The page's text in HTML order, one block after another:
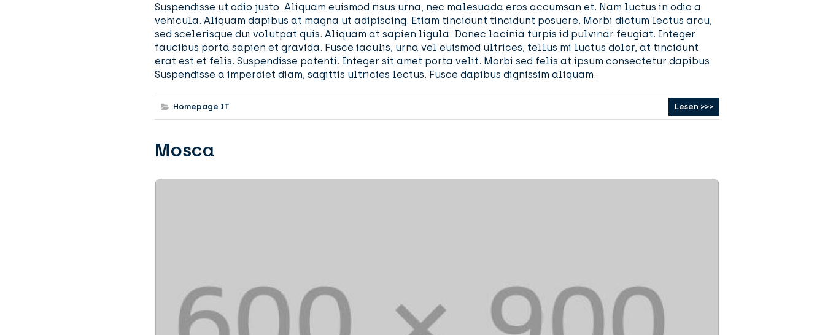
Suspendisse ut odio justo. Aliquam euismod risus urna, nec malesuada eros accumsan et. Nam luctus in odio a
vehicula. Aliquam dapibus at magna ut adipiscing. Etiam tincidunt tincidunt posuere. Morbi dictum lectus arcu,
sed scelerisque dui volutpat quis. Aliquam at sapien ligula. Donec lacinia turpis id pulvinar feugiat. Integer
faucibus porta sapien et gravida. Fusce iaculis, urna vel euismod ultrices, tellus mi luctus dolor, at tincidunt
erat est et felis. Suspendisse potenti. Integer sit amet porta velit. Morbi sed felis at ipsum consectetur dapibus.
Suspendisse a imperdiet diam, sagittis ultricies lectus. Fusce dapibus dignissim aliquam.
Homepage IT Lesen >>>
Mosca